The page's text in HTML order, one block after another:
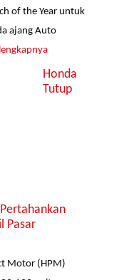
of the Year untuk
ajang Auto
Honda
Tutup
Pasar
Motor (HPM)